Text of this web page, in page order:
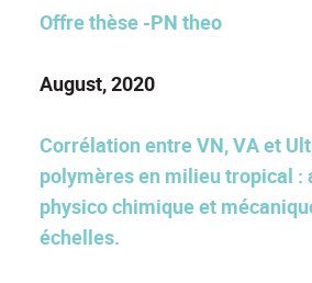
Offre thèse -PN theo
August, 2020
Corrélation entre VN, VA et
polymères en milieu tropical :
physico chimique et
échelles.